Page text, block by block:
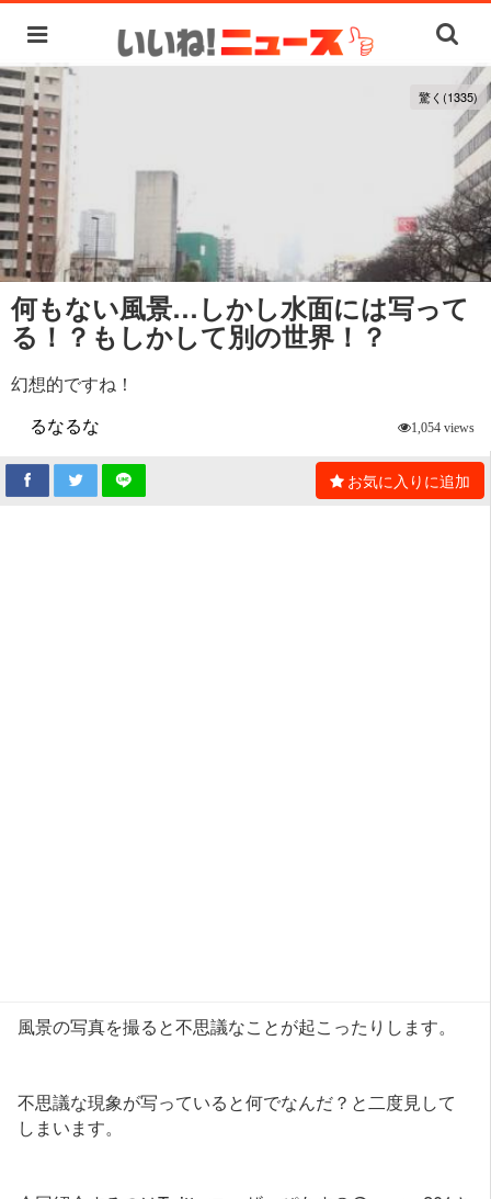
驚く(1335)
何もない風景…しかし水面には写って
る！？もしかして別の世界！？
幻想的ですね！
るなるな
1,054 views
お気に入りに追加
風景の写真を撮ると不思議なことが起こったりします。
不思議な現象が写っていると何でなんだ？と二度見して
しまいます。